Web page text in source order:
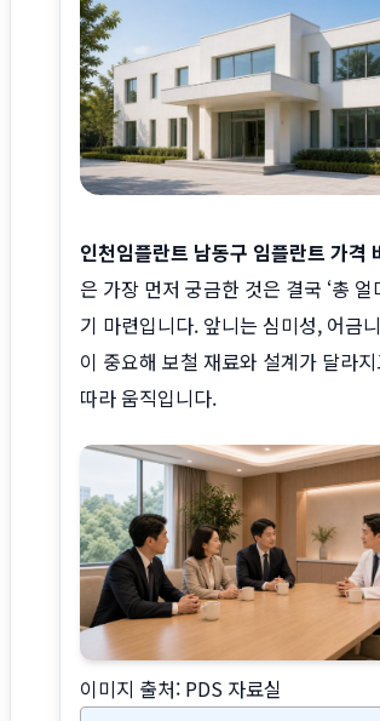
인천임플란트 남동구 임플란트 가격
은 가장 먼저 궁금한 것은 결국 ‘총 얼
기 마련입니다. 앞니는 심미성, 어금
이 중요해 보철 재료와 설계가 달라
따라 움직입니다.
이미지 출처: PDS 자료실